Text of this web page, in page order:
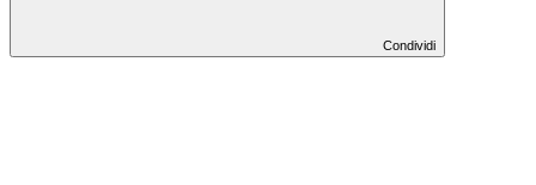
Condividi